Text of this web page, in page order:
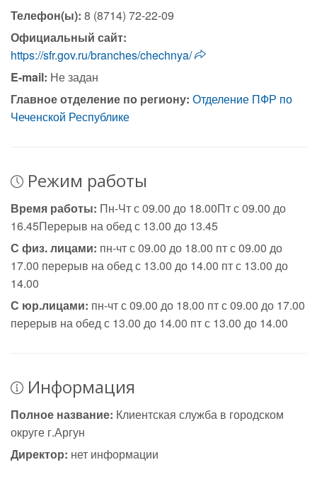
Телефон(ы): 8 (8714) 72-22-09
Официальный сайт:
https://sfr.gov.ru/branches/chechnya/
E-mail: Не задан
Главное отделение по региону: Отделение ПФР по
Чеченской Республике
Режим работы
Время работы: Пн-Чт с 09.00 до 18.00Пт с 09.00 до
16.45Перерыв на обед с 13.00 до 13.45
С физ. лицами: пн-чт с 09.00 до 18.00 пт с 09.00 до
17.00 перерыв на обед с 13.00 до 14.00 пт с 13.00 до
14.00
С юр.лицами: пн-чт с 09.00 до 18.00 пт с 09.00 до 17.00
перерыв на обед с 13.00 до 14.00 пт с 13.00 до 14.00
Информация
Полное название: Клиентская служба в городском
округе г.Аргун
Директор: нет информации